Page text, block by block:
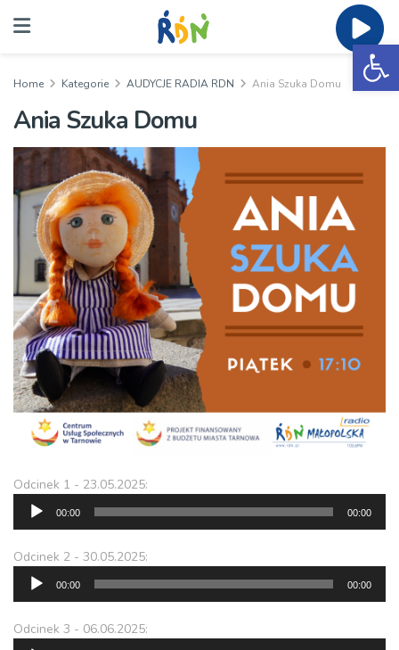
Home Kategorie AUDYCJE RADIA RDN Ania Szuka Domu
Ania Szuka Domu
Odcinek 1 - 23.05.2025:
dźwiękowych
00:00 00:00
Odcinek 2 - 30.05.2025:
dźwiękowych
00:00 00:00
Odcinek 3 - 06.06.2025: